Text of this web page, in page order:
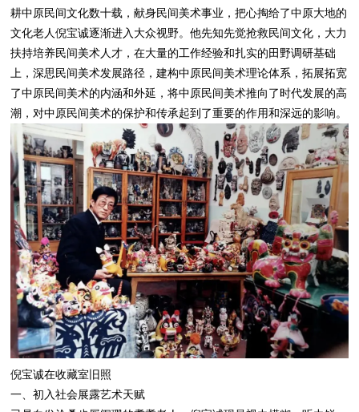
耕中原民间文化数十载，献身民间美术事业，把心掏给了中原大地的
文化老人倪宝诚逐渐进入大众视野。他先知先觉抢救民间文化，大力
扶持培养民间美术人才，在大量的工作经验和扎实的田野调研基础
上，深思民间美术发展路径，建构中原民间美术理论体系，拓展拓宽
了中原民间美术的内涵和外延，将中原民间美术推向了时代发展的高
潮，对中原民间美术的保护和传承起到了重要的作用和深远的影响。
倪宝诚在收藏室旧照
一、初入社会展露艺术天赋